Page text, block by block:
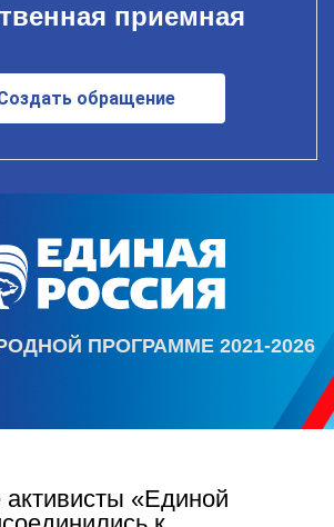
приемная
обращение
ПРОГРАММЕ 2021-2026
активисты «Единой